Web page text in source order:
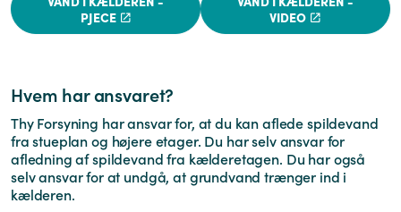
PJECE
VIDEO
Hvem har ansvaret?
Thy Forsyning har ansvar for, at du kan aflede spildevand
fra stueplan og højere etager. Du har selv ansvar for
afledning af spildevand fra kælderetagen. Du har også
selv ansvar for at undgå, at grundvand trænger ind i
kælderen.